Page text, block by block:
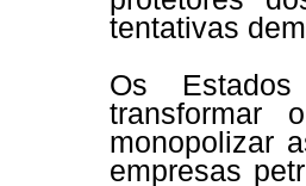
tentativas
Os
transformar
monopolizar
empresas